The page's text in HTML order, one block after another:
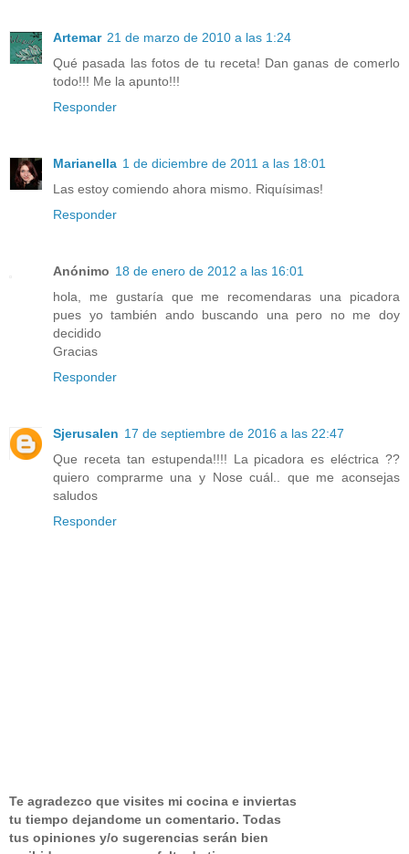
Artemar 21 de marzo de 2010 a las 1:24
Qué pasada las fotos de tu receta! Dan ganas de comerlo
todo!!! Me la apunto!!!
Responder
Marianella 1 de diciembre de 2011 a las 18:01
Las estoy comiendo ahora mismo. Riquísimas!
Responder
Anónimo 18 de enero de 2012 a las 16:01
hola, me gustaría que me recomendaras una picadora
pues yo también ando buscando una pero no me doy
decidido
Gracias
Responder
Sjerusalen 17 de septiembre de 2016 a las 22:47
Que receta tan estupenda!!!! La picadora es eléctrica ??
quiero comprarme una y Nose cuál.. que me aconsejas
saludos
Responder
Te agradezco que visites mi cocina e inviertas
tu tiempo dejandome un comentario. Todas
tus opiniones y/o sugerencias serán bien